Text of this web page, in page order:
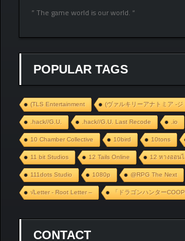
” The game world is our world. “
POPULAR TAGS
(TLS Entertainment (ヴァルキリーアナトミア ‐ジ
.hack//G.U. .hack//G.U. Last Recode .io
10 Chamber Collective 10bird 10tons
11 bit Studios 12 Tails Online 12 หางออน
111dots Studio 1080p @RPG The Next
√Letter - Root Letter – 「ドラゴンハンターCOOP
CONTACT